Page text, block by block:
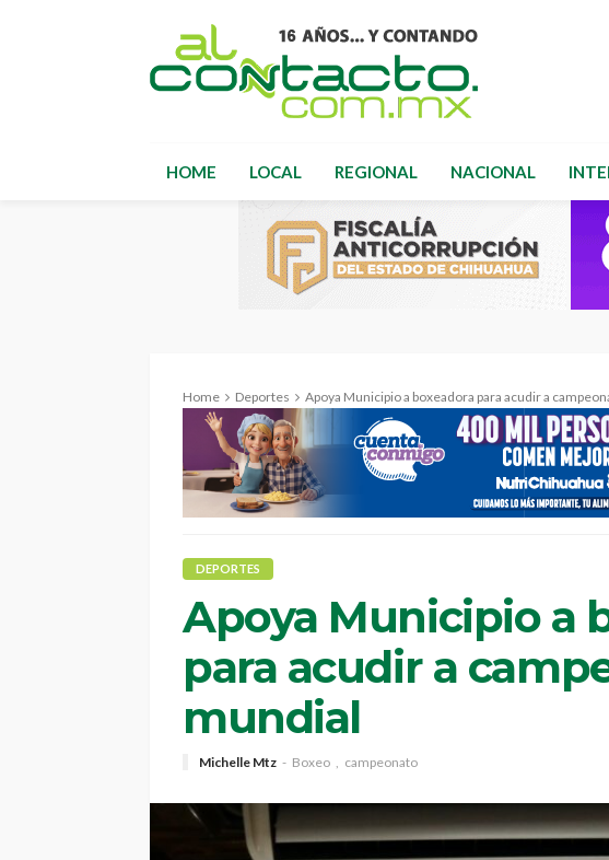
HOME LOCAL REGIONAL NACIONAL
Home Deportes Apoya Municipio a boxeadora para acudir a
DEPORTES
Apoya Municipio a
para acudir a
mundial
Michelle Mtz Boxeo campeonato